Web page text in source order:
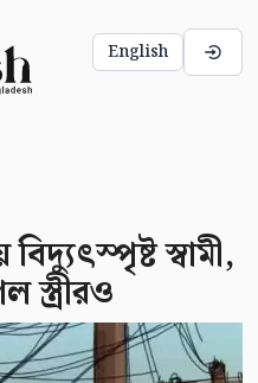
English
স্বামী,
স্ত্রীরও